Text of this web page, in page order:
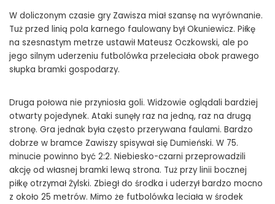
W doliczonym czasie gry Zawisza miał szansę na wyrównanie.
Tuż przed linią pola karnego faulowany był Okuniewicz. Piłkę
na szesnastym metrze ustawił Mateusz Oczkowski, ale po
jego silnym uderzeniu futbolówka przeleciała obok prawego
słupka bramki gospodarzy.
Druga połowa nie przyniosła goli. Widzowie oglądali bardziej
otwarty pojedynek. Ataki sunęły raz na jedną, raz na drugą
stronę. Gra jednak była często przerywana faulami. Bardzo
dobrze w bramce Zawiszy spisywał się Dumieński. W 75.
minucie powinno być 2:2. Niebiesko-czarni przeprowadzili
akcję od własnej bramki lewą strona. Tuż przy linii bocznej
piłkę otrzymał Żylski. Zbiegł do środka i uderzył bardzo mocno
z około 25 metrów. Mimo że futbolówka leciała w środek